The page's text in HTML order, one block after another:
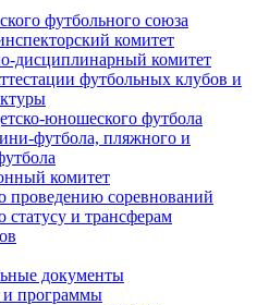
футбольного союза
комитет
дисциплинарный комитет
футбольных клубов и
юношеского футбола
футбола, пляжного и
комитет
проведению соревнований
статусу и трансферам
документы
и программы